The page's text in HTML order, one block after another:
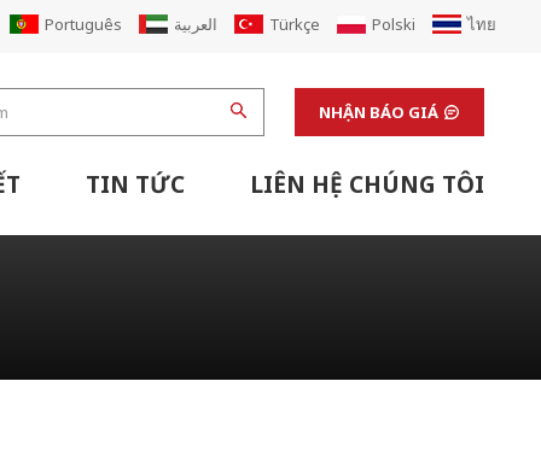
Português العربية Türkçe Polski ไทย
NHẬN BÁO GIÁ
TIN TỨC LIÊN HỆ CHÚNG TÔI